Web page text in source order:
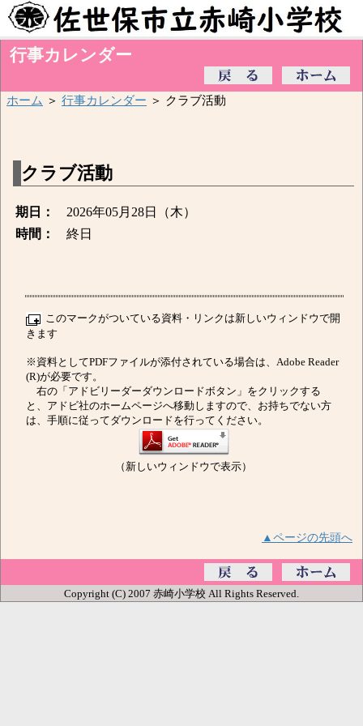
行事カレンダー
ホーム ＞ 行事カレンダー ＞ クラブ活動
クラブ活動
期日：
2026年05月28日（木）
時間：
終日
このマークがついている資料・リンクは新しいウィンドウで開
きます
※資料としてPDFファイルが添付されている場合は、Adobe Reader
(R)が必要です。
右の「アドビリーダーダウンロードボタン」をクリックする
と、アドビ社のホームページへ移動しますので、お持ちでない方
は、手順に従ってダウンロードを行ってください。
（新しいウィンドウで表示）
▲ページの先頭へ
Copyright (C) 2007 赤崎小学校 All Rights Reserved.